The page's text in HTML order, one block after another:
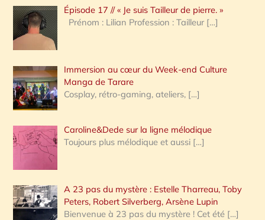
h
e
:
Épisode 17 // « Je suis Tailleur de pierre. »
Prénom : Lilian Profession : Tailleur […]
Immersion au cœur du Week-end Culture
Manga de Tarare
Cosplay, rétro-gaming, ateliers, […]
Caroline&Dede sur la ligne mélodique
Toujours plus mélodique et aussi […]
A 23 pas du mystère : Estelle Tharreau, Toby
Peters, Robert Silverberg, Arsène Lupin
Bienvenue à 23 pas du mystère ! Cet été […]